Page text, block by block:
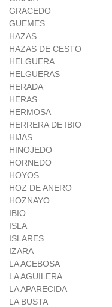
GRACEDO
GUEMES
HAZAS
HAZAS DE CESTO
HELGUERA
HELGUERAS
HERADA
HERAS
HERMOSA
HERRERA DE IBIO
HIJAS
HINOJEDO
HORNEDO
HOYOS
HOZ DE ANERO
HOZNAYO
IBIO
ISLA
ISLARES
IZARA
LA ACEBOSA
LA AGUILERA
LA APARECIDA
LA BUSTA